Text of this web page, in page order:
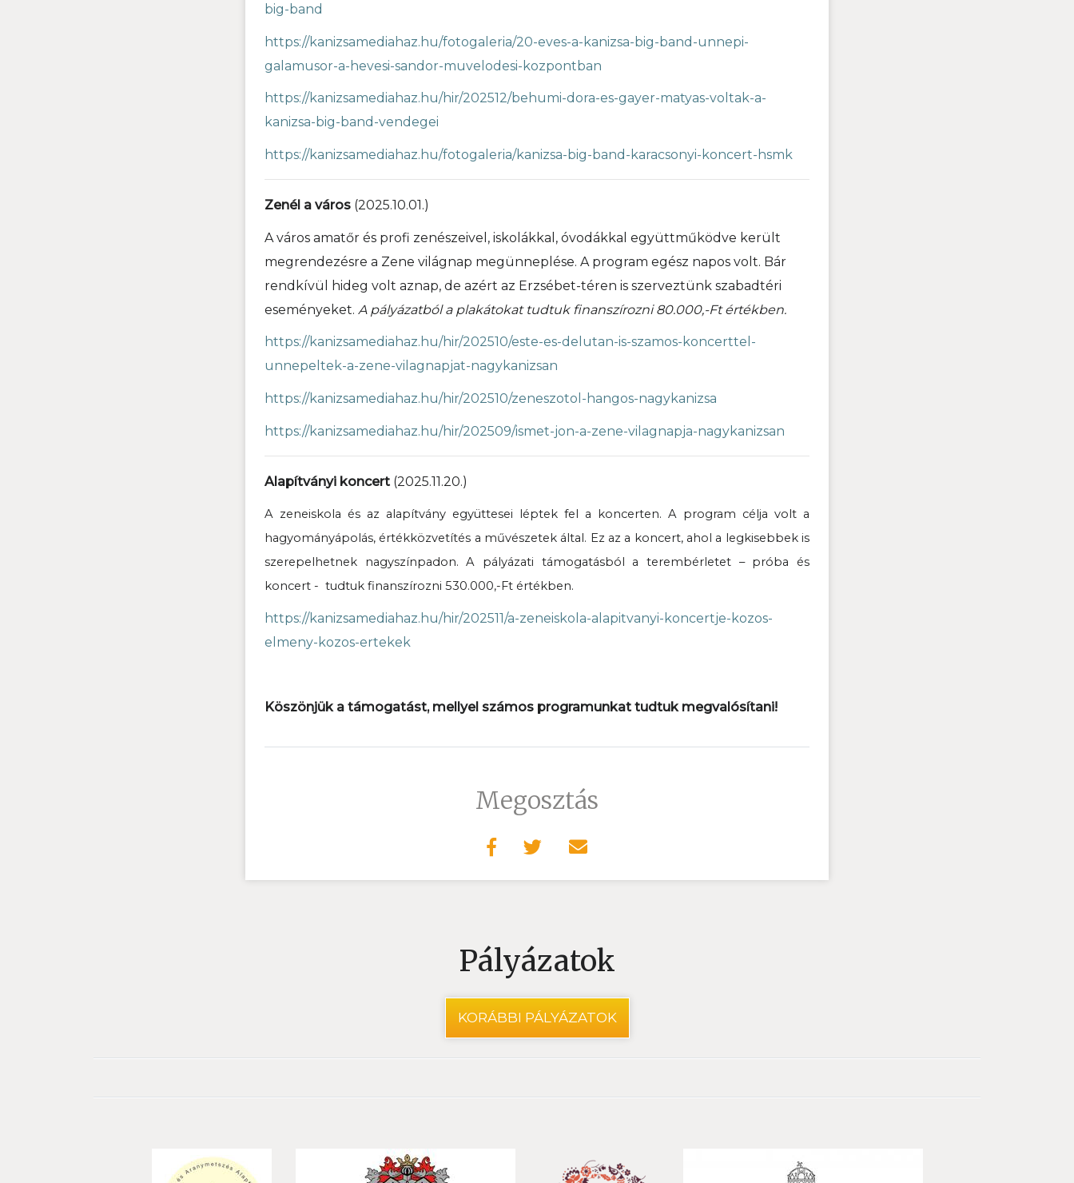
big-band
https://kanizsamediahaz.hu/fotogaleria/20-eves-a-kanizsa-big-band-unnepi-
galamusor-a-hevesi-sandor-muvelodesi-kozpontban
https://kanizsamediahaz.hu/hir/202512/behumi-dora-es-gayer-matyas-voltak-a-
kanizsa-big-band-vendegei
https://kanizsamediahaz.hu/fotogaleria/kanizsa-big-band-karacsonyi-koncert-hsmk
Zenél a város (2025.10.01.)
A város amatőr és profi zenészeivel, iskolákkal, óvodákkal együttműködve került
megrendezésre a Zene világnap megünneplése. A program egész napos volt. Bár
rendkívül hideg volt aznap, de azért az Erzsébet-téren is szerveztünk szabadtéri
eseményeket. A pályázatból a plakátokat tudtuk finanszírozni 80.000,-Ft értékben.
https://kanizsamediahaz.hu/hir/202510/este-es-delutan-is-szamos-koncerttel-
unnepeltek-a-zene-vilagnapjat-nagykanizsan
https://kanizsamediahaz.hu/hir/202510/zeneszotol-hangos-nagykanizsa
https://kanizsamediahaz.hu/hir/202509/ismet-jon-a-zene-vilagnapja-nagykanizsan
Alapítványi koncert (2025.11.20.)
A zeneiskola és az alapítvány együttesei léptek fel a koncerten. A program célja volt a
hagyományápolás, értékközvetítés a művészetek által. Ez az a koncert, ahol a legkisebbek is
szerepelhetnek nagyszínpadon. A pályázati támogatásból a terembérletet – próba és
koncert - tudtuk finanszírozni 530.000,-Ft értékben.
https://kanizsamediahaz.hu/hir/202511/a-zeneiskola-alapitvanyi-koncertje-kozos-
elmeny-kozos-ertekek
Köszönjük a támogatást, mellyel számos programunkat tudtuk megvalósítani!
Megosztás
Pályázatok
KORÁBBI PÁLYÁZATOK